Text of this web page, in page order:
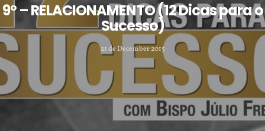
9º – RELACIONAMENTO (12 Dicas para o
Sucesso)
21 de December 2015